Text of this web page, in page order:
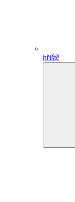
hřiště